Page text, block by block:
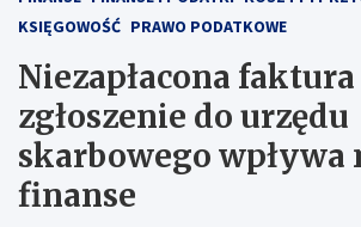
KSIĘGOWOŚĆ PRAWO PODATKOWE
Niezapłacona faktura
zgłoszenie do urzędu
skarbowego wpływa
finanse